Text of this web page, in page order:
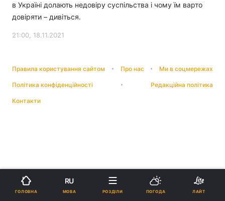
в Україні долають недовіру суспільства і чому їм варто
довіряти – дивіться.
21:00, 18.11.2021
Правила користування сайтом Про нас Ми в соцмережах
Політика конфіденційності Редакційна політика
Контакти
ГОЛОВНА
RU
МОВА РОЗДІЛИ ПОГОДА ЛАЙТ